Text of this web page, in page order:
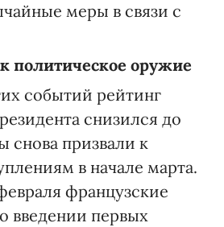
меры в связи с
политическое оружие
событий рейтинг
снизился до
снова призвали к
в начале марта.
французские
введении первых